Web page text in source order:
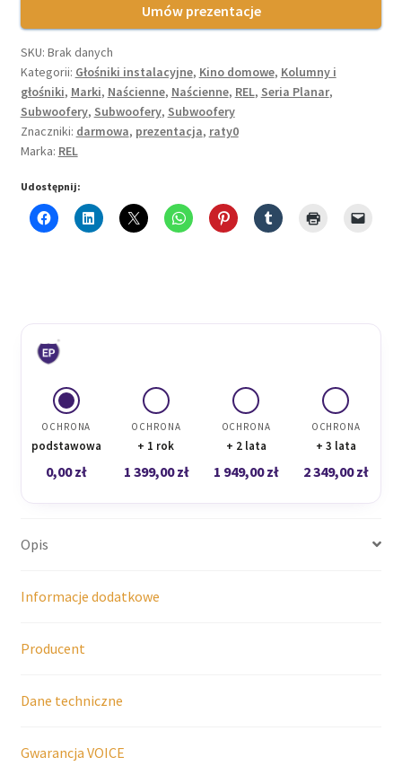
Umów prezentacje
SKU: Brak danych
Kategorii: Głośniki instalacyjne, Kino domowe, Kolumny i
głośniki, Marki, Naścienne, Naścienne, REL, Seria Planar,
Subwoofery, Subwoofery, Subwoofery
Znaczniki: darmowa, prezentacja, raty0
Marka: REL
Udostępnij:
OCHRONA
podstawowa
0,00zł
OCHRONA
+ 1 rok
1 399,00zł
OCHRONA
+ 2 lata
1 949,00zł
OCHRONA
+ 3 lata
2 349,00zł
Opis
Informacje dodatkowe
Producent
Dane techniczne
Gwarancja VOICE